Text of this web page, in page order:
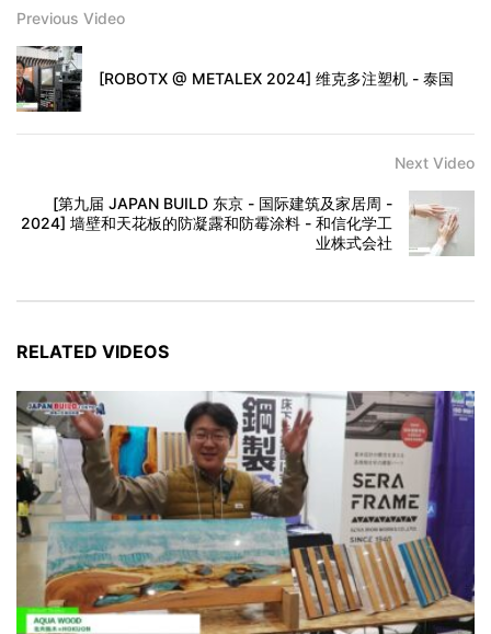
Previous Video
[ROBOTX @ METALEX 2024] 维克多注塑机 - 泰国
Next Video
[第九届 JAPAN BUILD 东京 - 国际建筑及家居周 -
2024] 墙壁和天花板的防凝露和防霉涂料 - 和信化学工
业株式会社
RELATED VIDEOS